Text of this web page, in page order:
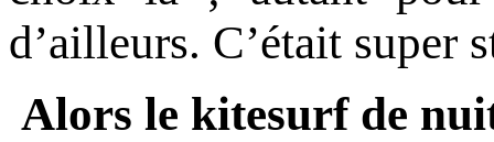
d’ailleurs. C’était super
Alors le kitesurf de